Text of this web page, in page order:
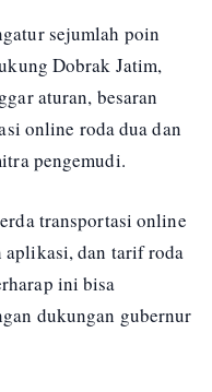
sejumlah poin
Dobrak Jatim,
aturan, besaran
online roda dua dan
pengemudi.
transportasi online
aplikasi, dan tarif roda
ini bisa
dukungan gubernur